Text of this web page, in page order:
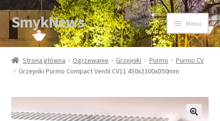
Przejdź
do
nawigacji
Przejdź
do
treści
SmykNews Menu
Strona główna
Strona główna Ogrzewanie Grzejniki Purmo
Purmo CV
Grzejniki Purmo Compact Ventil CV11 450x2300xD50mm